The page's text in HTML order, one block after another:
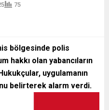
75
bölgesinde polis
hakkı olan yabancıların
uygulamanın
belirterek alarm verdi.